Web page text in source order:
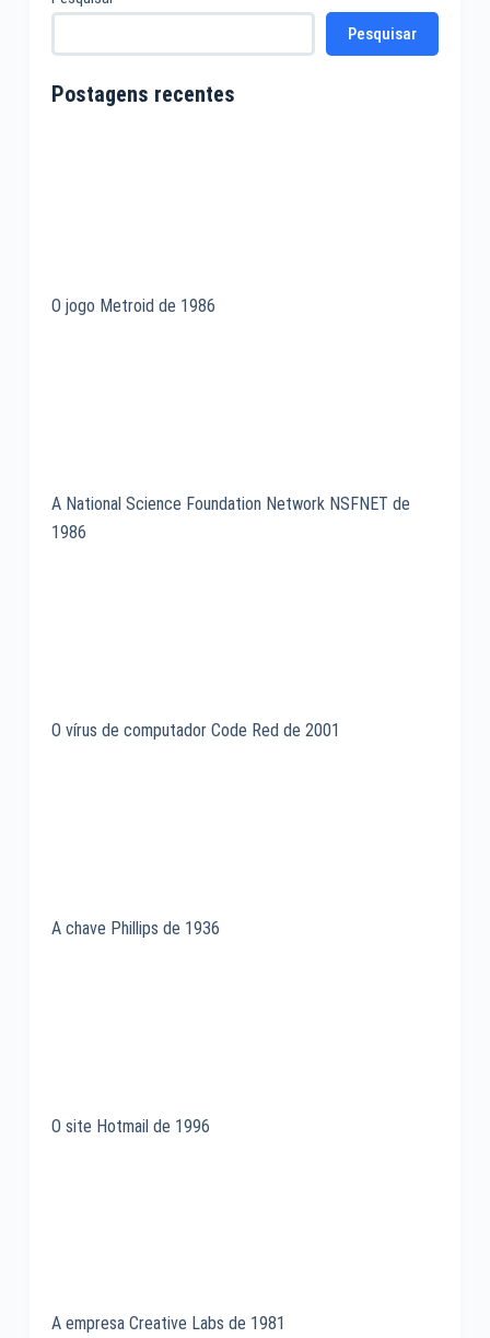
Pesquisar
Postagens recentes
O jogo Metroid de 1986
A National Science Foundation Network NSFNET de
1986
O vírus de computador Code Red de 2001
A chave Phillips de 1936
O site Hotmail de 1996
A empresa Creative Labs de 1981